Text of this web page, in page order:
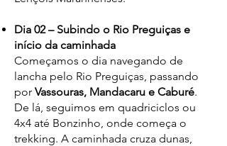
Dia 02 – Subindo o Rio Preguiças e
início da caminhada
Começamos o dia navegando de
lancha pelo Rio Preguiças, passando
por Vassouras, Mandacaru e Caburé.
De lá, seguimos em quadriciclos ou
4x4 até Bonzinho, onde começa o
trekking. A caminhada cruza dunas,